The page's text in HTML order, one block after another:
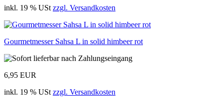
inkl. 19 % USt zzgl. Versandkosten
Gourmetmesser Sahsa L in solid himbeer rot
6,95 EUR
inkl. 19 % USt zzgl. Versandkosten